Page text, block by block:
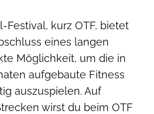
Festival, kurz OTF, bietet
eines langen
Möglichkeit, um die in
aufgebaute Fitness
auszuspielen. Auf
wirst du beim OTF